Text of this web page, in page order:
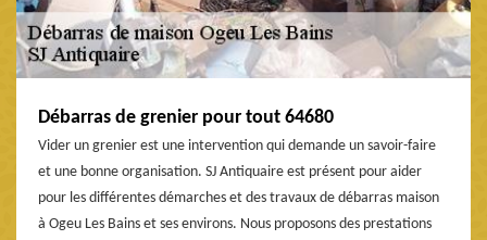
Débarras de grenier pour tout 64680
Vider un grenier est une intervention qui demande un savoir-faire
et une bonne organisation. SJ Antiquaire est présent pour aider
pour les différentes démarches et des travaux de débarras maison
à Ogeu Les Bains et ses environs. Nous proposons des prestations